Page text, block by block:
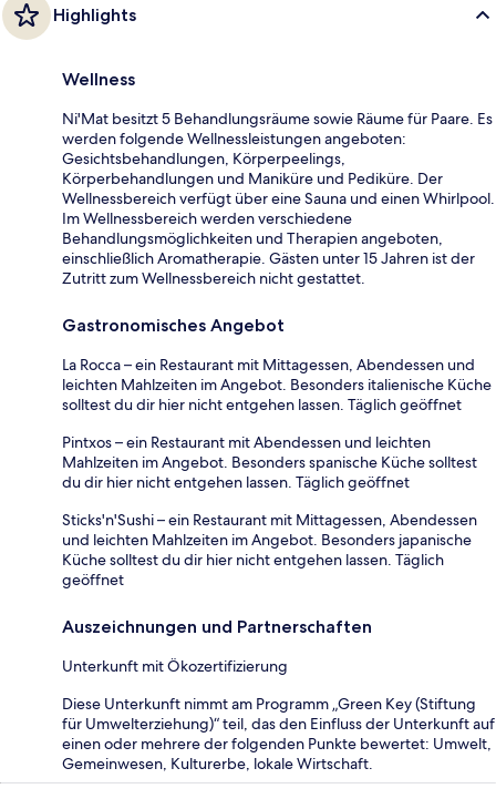
Highlights
Wellness
Ni'Mat besitzt 5 Behandlungsräume sowie Räume für Paare. Es
werden folgende Wellnessleistungen angeboten:
Gesichtsbehandlungen, Körperpeelings,
Körperbehandlungen und Maniküre und Pediküre. Der
Wellnessbereich verfügt über eine Sauna und einen Whirlpool.
Im Wellnessbereich werden verschiedene
Behandlungsmöglichkeiten und Therapien angeboten,
einschließlich Aromatherapie. Gästen unter 15 Jahren ist der
Zutritt zum Wellnessbereich nicht gestattet.
Gastronomisches Angebot
La Rocca – ein Restaurant mit Mittagessen, Abendessen und
leichten Mahlzeiten im Angebot. Besonders italienische Küche
solltest du dir hier nicht entgehen lassen. Täglich geöffnet
Pintxos – ein Restaurant mit Abendessen und leichten
Mahlzeiten im Angebot. Besonders spanische Küche solltest
du dir hier nicht entgehen lassen. Täglich geöffnet
Sticks'n'Sushi – ein Restaurant mit Mittagessen, Abendessen
und leichten Mahlzeiten im Angebot. Besonders japanische
Küche solltest du dir hier nicht entgehen lassen. Täglich
geöffnet
Auszeichnungen und Partnerschaften
Unterkunft mit Ökozertifizierung
Diese Unterkunft nimmt am Programm „Green Key (Stiftung
für Umwelterziehung)“ teil, das den Einfluss der Unterkunft auf
einen oder mehrere der folgenden Punkte bewertet: Umwelt,
Gemeinwesen, Kulturerbe, lokale Wirtschaft.